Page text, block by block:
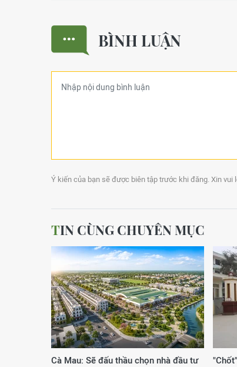
BÌNH LUẬN
Ý kiến của bạn sẽ được biên tập trước khi đăng. Xin vui
TIN CÙNG CHUYÊN MỤC
Cà Mau: Sẽ đấu thầu chọn nhà đầu tư